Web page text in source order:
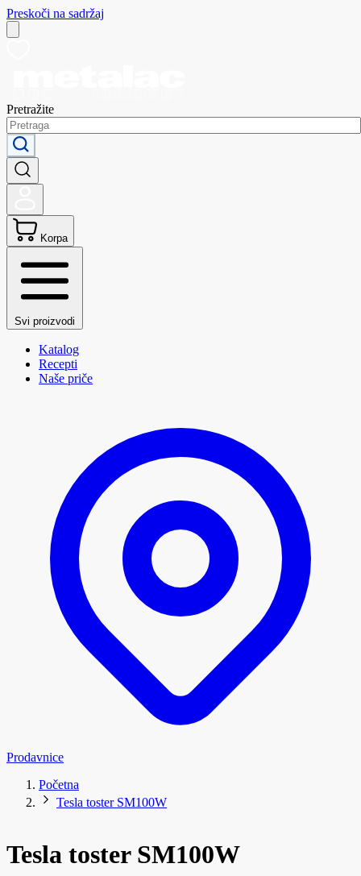
Preskoči na sadržaj
Pretražite
Korpa
Svi proizvodi
Katalog
Recepti
Naše priče
Prodavnice
Početna
Tesla toster SM100W
Tesla toster SM100W